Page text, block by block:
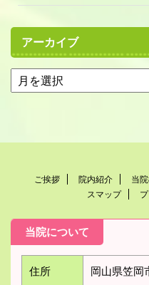
アーカイブ
ご挨拶 院内紹介 当
スマップ
当院について
住所 岡山県笠岡